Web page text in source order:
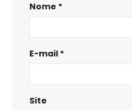
Nome *
E-mail *
Site